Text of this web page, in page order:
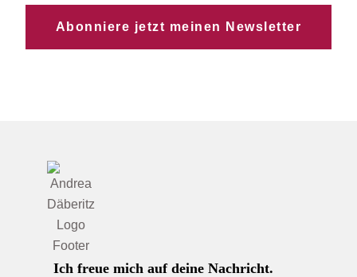
Abonniere jetzt meinen Newsletter
Ich freue mich auf deine Nachricht.